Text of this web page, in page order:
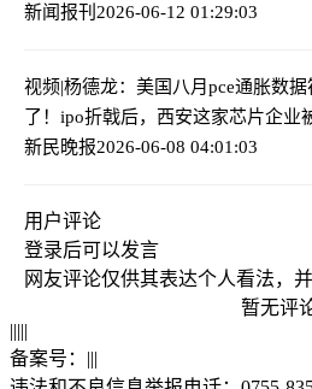
新闻报刊 2026-06-12 01:29:03
视频|杨德龙：美国八月pce通胀数
了！ ipo折戟后，西安这家芯片企业
新民晚报2026-06-08 04:01:03
用户评论
登录后可以发言
网友评论仅供其表达个人看法，
暂无评
|||||
备案号： |||